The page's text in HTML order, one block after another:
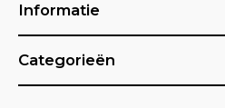
Informatie
Categorieën